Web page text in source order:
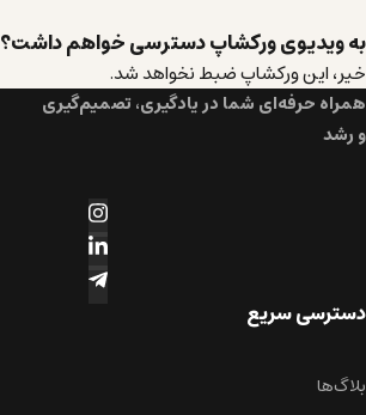
به ویدیوی ورکشاپ دسترسی خواهم داشت؟
خیر، این ورکشاپ ضبط نخواهد شد.
همراه حرفه‌ای شما در یادگیری، تصمیم‌گیری
و رشد
دسترسی سریع
بلاگ‌ها